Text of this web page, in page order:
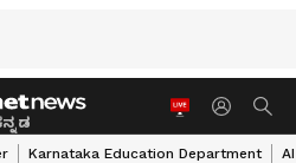
Karnataka Education Department